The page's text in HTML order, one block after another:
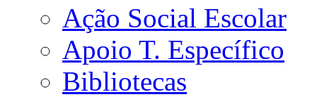
Ação Social Escolar
Apoio T. Específico
Bibliotecas